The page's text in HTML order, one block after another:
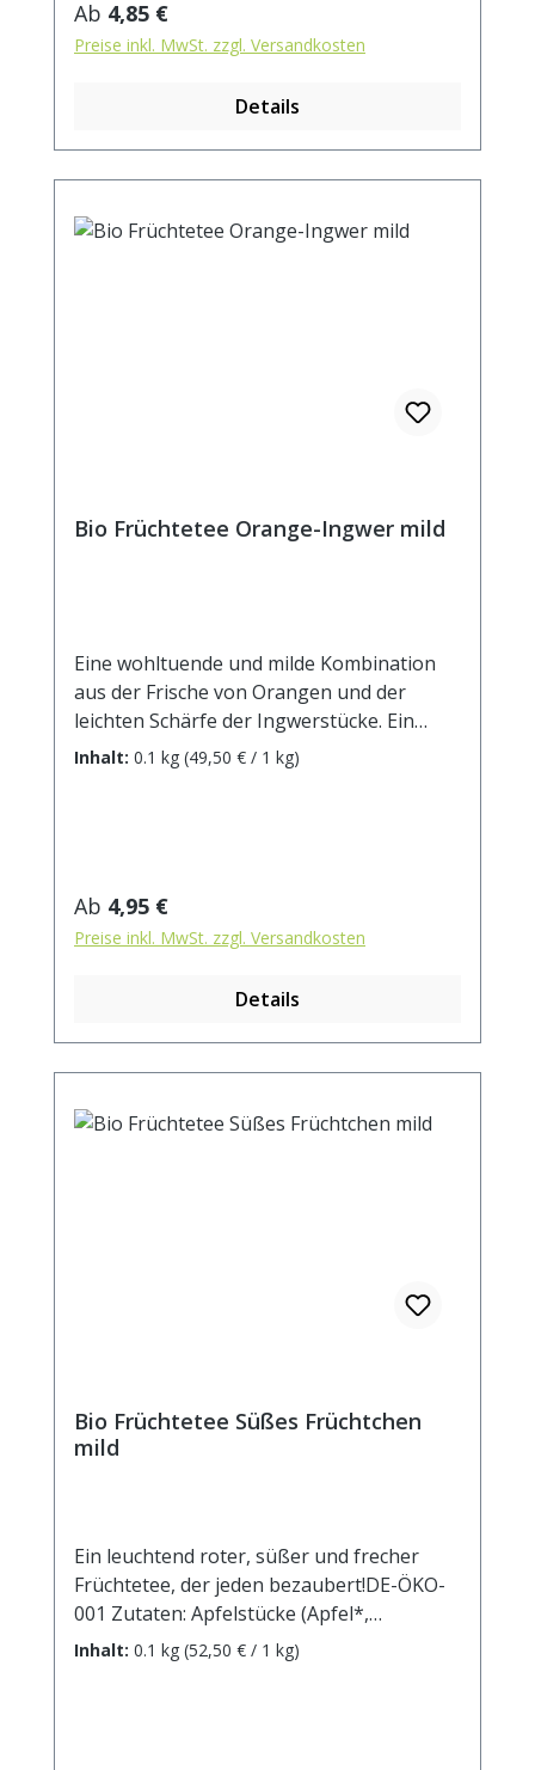
(Apfelpüree-Konzentrat*,
Maracujakonzentrat*,
*aus kontrolliert biologischem Anbau
Zubereitung: ca. 20g Tee mit 1 l.
Regulärer Preis:
Ab 4,85 €
Preise inkl. MwSt. zzgl. Versandkosten
Details
Bio Früchtetee Orange-Ingwer mild
Eine wohltuende und milde Kombination
aus der Frische von Orangen und der
leichten Schärfe der Ingwerstücke. Ein
Genuss nicht nur in der kalten
Orangenöl*(2%), natürliches Ingwer-
Aroma(1,5%) . * aus kontrolliert
biologischem Anbau. Zubereitung: ca. 20g
Ziehzeit: max.10 min.
Inhalt: 0.1 kg (49,50 € / 1 kg)
Regulärer Preis:
Ab 4,95 €
Preise inkl. MwSt. zzgl. Versandkosten
Details
Bio Früchtetee Süßes Früchtchen
mild
Ein leuchtend roter, süßer und frecher
Früchtetee, der jeden bezaubert!DE-ÖKO-
001 Zutaten: Apfelstücke (Apfel*,
Säuerungsmittel: Zitronensäure),
Inhalt: 0.1 kg (52,50 € / 1 kg)